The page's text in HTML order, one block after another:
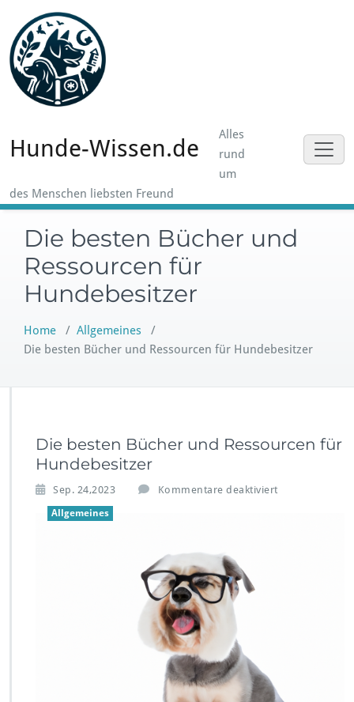
content
Hunde-Wissen.de
Alles
rund
um
des Menschen liebsten Freund
Die besten Bücher und
Ressourcen für
Hundebesitzer
Home / Allgemeines /
Die besten Bücher und Ressourcen für Hundebesitzer
Die besten Bücher und Ressourcen für
Hundebesitzer
Sep. 24,2023 Kommentare deaktiviert
Allgemeines